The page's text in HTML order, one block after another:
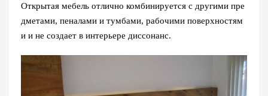
Открытая мебель отлично комбинируется с другими пре
дметами, пеналами и тумбами, рабочими поверхностям
и и не создает в интерьере диссонанс.